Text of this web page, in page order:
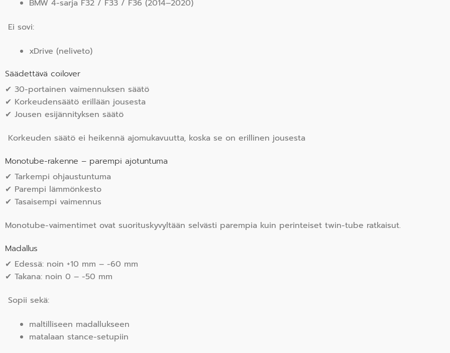
BMW 4-sarja F32 / F33 / F36 (2014–2020)
Ei sovi:
xDrive (neliveto)
Säädettävä coilover
✔ 30-portainen vaimennuksen säätö
✔ Korkeudensäätö erillään jousesta
✔ Jousen esijännityksen säätö
Korkeuden säätö ei heikennä ajomukavuutta, koska se on erillinen jousesta
Monotube-rakenne – parempi ajotuntuma
✔ Tarkempi ohjaustuntuma
✔ Parempi lämmönkesto
✔ Tasaisempi vaimennus
Monotube-vaimentimet ovat suorituskyvyltään selvästi parempia kuin perinteiset twin-tube ratkaisut.
Madallus
✔ Edessä: noin +10 mm – -60 mm
✔ Takana: noin 0 – -50 mm
Sopii sekä:
maltilliseen madallukseen
matalaan stance-setupiin